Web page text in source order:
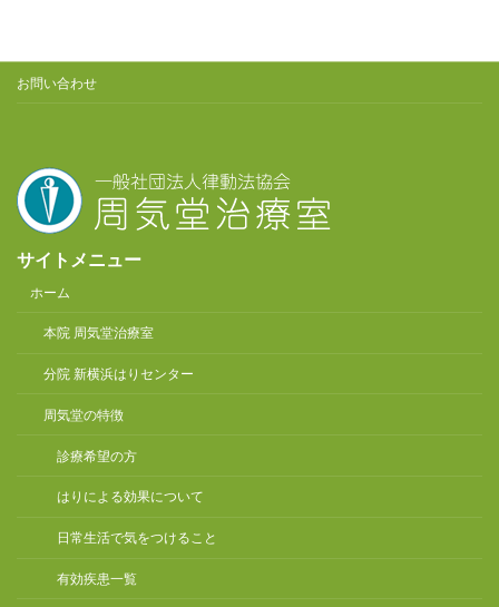
お問い合わせ
サイトメニュー
ホーム
本院 周気堂治療室
分院 新横浜はりセンター
周気堂の特徴
診療希望の方
はりによる効果について
日常生活で気をつけること
有効疾患一覧